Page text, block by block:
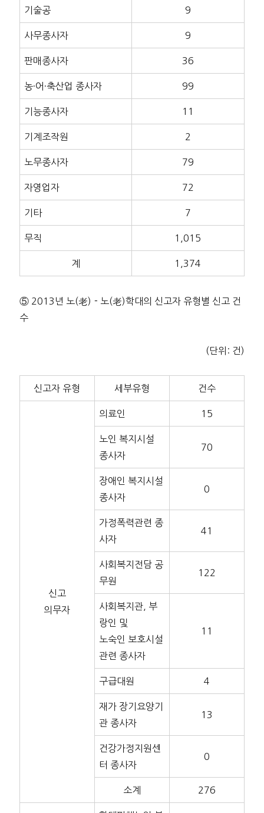
기술공 9
사무종사자 9
판매종사자 36
농·어·축산업 종사자 99
기능종사자 11
기계조작원 2
노무종사자 79
자영업자 72
기타 7
무직 1,015
계 1,374
⑤ 2013년 노(老)－노(老)학대의 신고자 유형별 신고 건
수
(단위: 건)
신고자 유형 세부유형 건수
신고
의무자
의료인 15
노인 복지시설
종사자
70
장애인 복지시설
종사자
0
가정폭력관련 종
사자
41
사회복지전담 공
무원
122
사회복지관, 부
랑인 및
노숙인 보호시설
관련 종사자
11
구급대원 4
재가 장기요양기
관 종사자
13
건강가정지원센
터 종사자
0
소계 276